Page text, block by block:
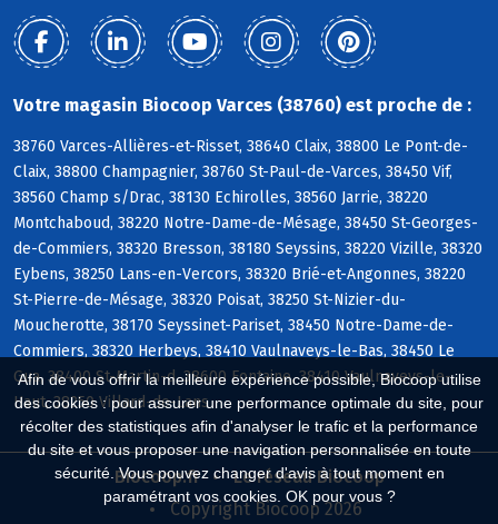
Afin de vous offrir la meilleure expérience possible, Biocoop utilise
des cookies : pour assurer une performance optimale du site, pour
récolter des statistiques afin d'analyser le trafic et la performance
du site et vous proposer une navigation personnalisée en toute
sécurité. Vous pouvez changer d'avis à tout moment en
paramétrant vos cookies. OK pour vous ?
Votre magasin Biocoop Varces (38760) est proche de :
38760 Varces-Allières-et-Risset, 38640 Claix, 38800 Le Pont-de-
Claix, 38800 Champagnier, 38760 St-Paul-de-Varces, 38450 Vif,
38560 Champ s/Drac, 38130 Echirolles, 38560 Jarrie, 38220
Montchaboud, 38220 Notre-Dame-de-Mésage, 38450 St-Georges-
de-Commiers, 38320 Bresson, 38180 Seyssins, 38220 Vizille, 38320
Eybens, 38250 Lans-en-Vercors, 38320 Brié-et-Angonnes, 38220
St-Pierre-de-Mésage, 38320 Poisat, 38250 St-Nizier-du-
Moucherotte, 38170 Seyssinet-Pariset, 38450 Notre-Dame-de-
Commiers, 38320 Herbeys, 38410 Vaulnaveys-le-Bas, 38450 Le
Gua, 38400 St-Martin-d, 38600 Fontaine, 38410 Vaulnaveys-le-
Haut, 38250 Villard-de-Lans
Biocoop.fr
Le réseau Biocoop
Copyright Biocoop 2026